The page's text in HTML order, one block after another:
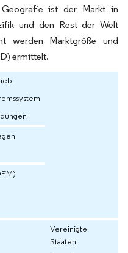
ist der Markt in
und den Rest der Welt
werden Marktgröße und
ermittelt.
Vereinigte
Staaten